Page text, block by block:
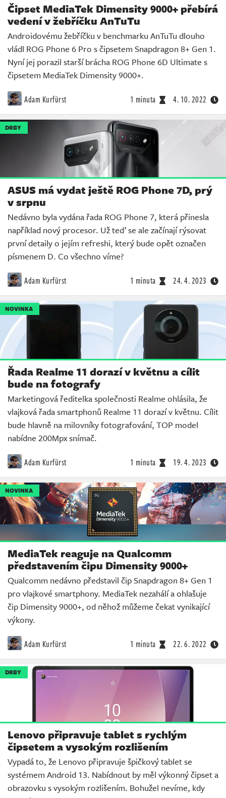
Čipset MediaTek Dimensity 9000+ přebírá
vedení v žebříčku AnTuTu
Androidovému žebříčku v benchmarku AnTuTu dlouho
vládl ROG Phone 6 Pro s čipsetem Snapdragon 8+ Gen 1.
Nyní jej porazil starší brácha ROG Phone 6D Ultimate s
čipsetem MediaTek Dimensity 9000+.
Adam Kurfürst 1 minuta 4. 10. 2022
DRBY
ASUS má vydat ještě ROG Phone 7D, prý
v srpnu
Nedávno byla vydána řada ROG Phone 7, která přinesla
například nový procesor. Už teď se ale začínají rýsovat
první detaily o jejím refreshi, který bude opět označen
písmenem D. Co všechno víme?
Adam Kurfürst 1 minuta 24. 4. 2023
NOVINKA
Řada Realme 11 dorazí v květnu a cílit
bude na fotografy
Marketingová ředitelka společnosti Realme ohlásila, že
vlajková řada smartphonů Realme 11 dorazí v květnu. Cílit
bude hlavně na milovníky fotografování, TOP model
nabídne 200Mpx snímač.
Adam Kurfürst 1 minuta 19. 4. 2023
NOVINKA
MediaTek reaguje na Qualcomm
představením čipu Dimensity 9000+
Qualcomm nedávno představil čip Snapdragon 8+ Gen 1
pro vlajkové smartphony. MediaTek nezahálí a ohlašuje
čip Dimensity 9000+, od něhož můžeme čekat vynikající
výkony.
Adam Kurfürst 1 minuta 22. 6. 2022
DRBY
Lenovo připravuje tablet s rychlým
čipsetem a vysokým rozlišením
Vypadá to, že Lenovo připravuje špičkový tablet se
systémem Android 13. Nabídnout by měl výkonný čipset a
obrazovku s vysokým rozlišením. Bohužel nevíme, kdy